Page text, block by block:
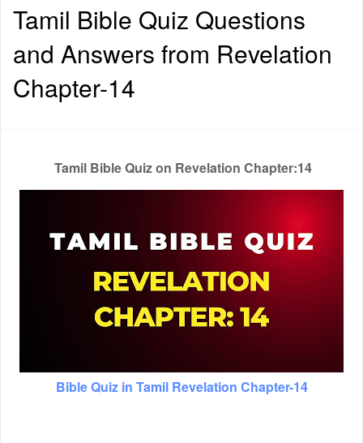
Tamil Bible Quiz Questions
and Answers from Revelation
Chapter-14
Tamil Bible Quiz on Revelation Chapter:14
Bible Quiz in Tamil Revelation Chapter-14